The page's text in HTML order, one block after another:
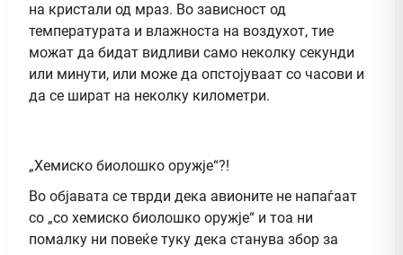
на кристали од мраз. Во зависност од
температурата и влажноста на воздухот, тие
можат да бидат видливи само неколку секунди
или минути, или може да опстојуваат со часови и
да се шират на неколку километри.
„Хемиско биолошко оружје“?!
Во објавата се тврди дека авионите не напаѓаат
со „со хемиско биолошко оружје“ и тоа ни
помалку ни повеќе туку дека станува збор за